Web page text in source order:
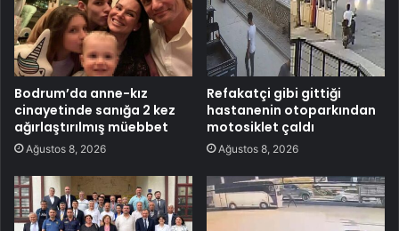
Bodrum’da anne-kız
cinayetinde sanığa 2 kez
ağırlaştırılmış müebbet
Ağustos 8, 2026
Refakatçi gibi gittiği
hastanenin otoparkından
motosiklet çaldı
Ağustos 8, 2026